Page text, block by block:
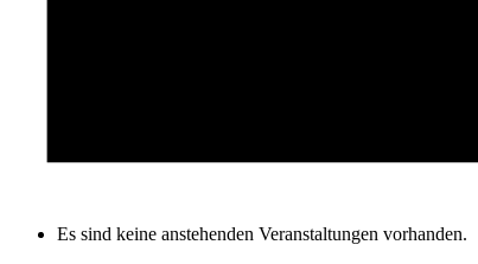
Es sind keine anstehenden Veranstaltungen vorhanden.